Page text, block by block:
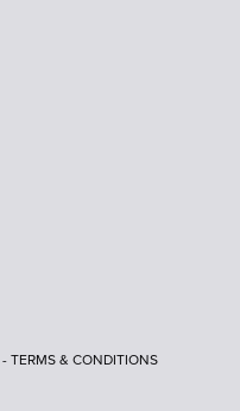
-TERMS & CONDITIONS